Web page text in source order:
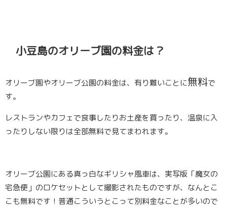
小豆島のオリーブ園の料金は？
オリーブ園やオリーブ公園の料金は、有り難いことに無料で
す。
レストランやカフェで食事したりお土産を買ったり、温泉に入
ったりしない限りは全部無料で見てまわれます。
オリーブ公園にある真っ白なギリシャ風車は、実写版「魔女の
宅急便」のロケセットとして撮影されたものですが、なんとこ
こも無料です！普通こういうとこって別料金なことが多いので